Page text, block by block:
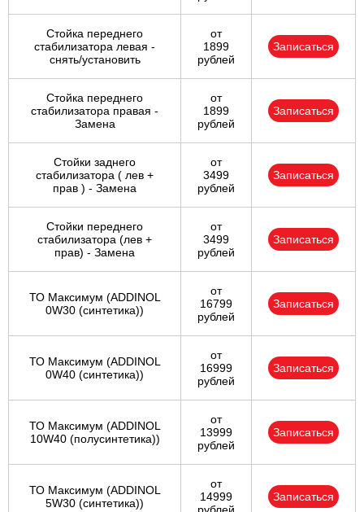
Стойка переднего
стабилизатора левая -
снять/установить
от
1899
рублей
Записаться
Стойка переднего
стабилизатора правая -
Замена
от
1899
рублей
Записаться
Стойки заднего
стабилизатора ( лев +
прав ) - Замена
от
3499
рублей
Записаться
Стойки переднего
стабилизатора (лев +
прав) - Замена
от
3499
рублей
Записаться
ТО Максимум (ADDINOL
0W30 (синтетика))
от
16799
рублей
Записаться
ТО Максимум (ADDINOL
0W40 (синтетика))
от
16999
рублей
Записаться
ТО Максимум (ADDINOL
10W40 (полусинтетика))
от
13999
рублей
Записаться
ТО Максимум (ADDINOL
5W30 (синтетика))
от
14999
Записаться